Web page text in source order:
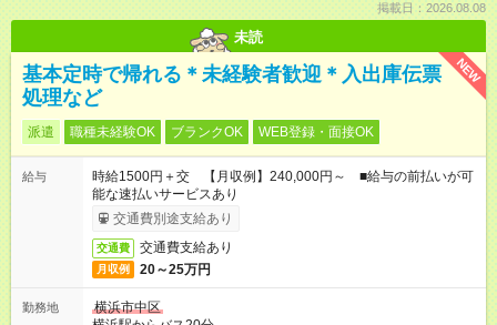
掲載日：2026.08.08
未読
NEW
基本定時で帰れる＊未経験者歓迎＊入出庫伝票
処理など
派遣 職種未経験OK ブランクOK WEB登録・面接OK
給与
時給1500円＋交 【月収例】240,000円～ ■給与の前払いが可
能な速払いサービスあり
交通費別途支給あり
交通費 交通費支給あり
月収例 20～25万円
勤務地
横浜市中区